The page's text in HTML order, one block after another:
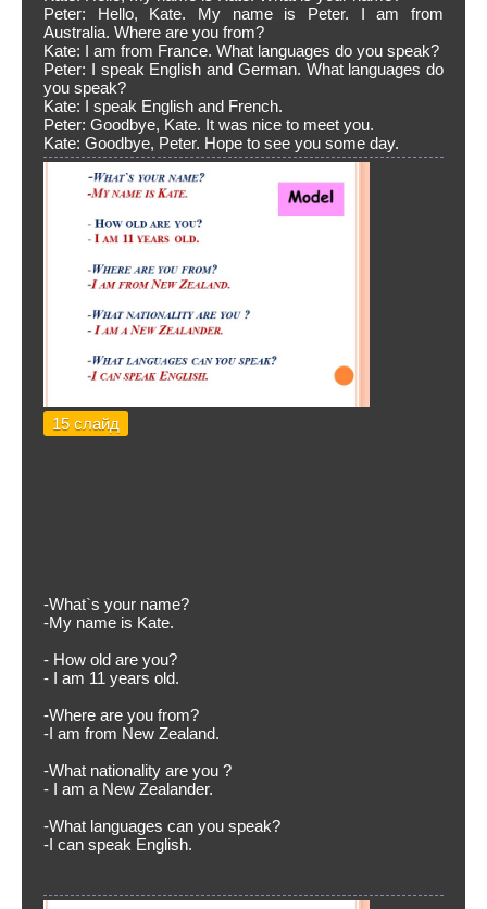
Peter: Hello, Kate. My name is Peter. I am from
Australia. Where are you from?
Kate: I am from France. What languages do you speak?
Peter: I speak English and German. What languages do
you speak?
Kate: I speak English and French.
Peter: Goodbye, Kate. It was nice to meet you.
Kate: Goodbye, Peter. Hope to see you some day.
15 слайд
-What`s your name?
-My name is Kate.
- How old are you?
- I am 11 years old.
-Where are you from?
-I am from New Zealand.
-What nationality are you ?
- I am a New Zealander.
-What languages can you speak?
-I can speak English.